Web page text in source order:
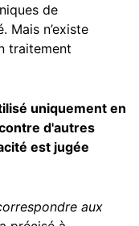
de
Mais n’existe
traitement
uniquement en
d'autres
est jugée
aux